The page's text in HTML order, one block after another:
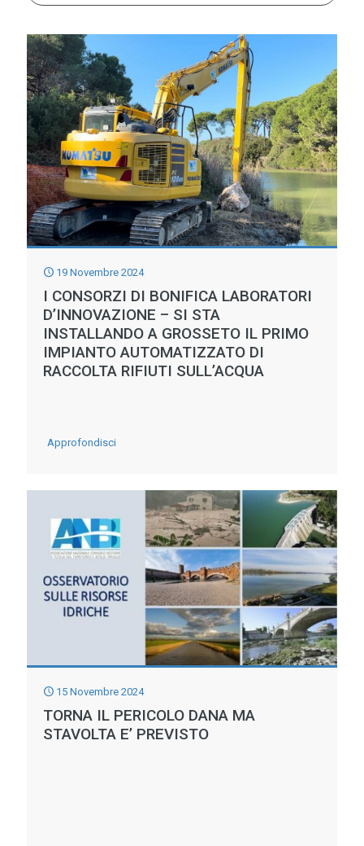
19 Novembre 2024
I CONSORZI DI BONIFICA LABORATORI
D’INNOVAZIONE – SI STA
INSTALLANDO A GROSSETO IL PRIMO
IMPIANTO AUTOMATIZZATO DI
RACCOLTA RIFIUTI SULL’ACQUA
Approfondisci-
CONSORZI
DI
BONIFICA
LABORATORI
D’INNOVAZIONE
INSTALLANDO
A
GROSSETO
15 Novembre 2024
TORNA IL PERICOLO DANA MA
STAVOLTA E’ PREVISTO